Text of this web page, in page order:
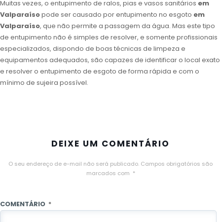
Muitas vezes, o entupimento de ralos, pias e vasos sanitários em
Valparaísopode ser causado por entupimento no esgoto em
Valparaíso, que não permite a passagem da água. Mas este tipo
de entupimento não é simples de resolver, e somente profissionais
especializados, dispondo de boas técnicas de limpeza e
equipamentos adequados, são capazes de identificar o local exato
e resolver o entupimento de esgoto de forma rápida e com o
mínimo de sujeira possível.
DEIXE UM COMENTÁRIO
O seu endereço de e-mail não será publicado. Campos obrigatórios são
marcados com *
COMENTÁRIO *